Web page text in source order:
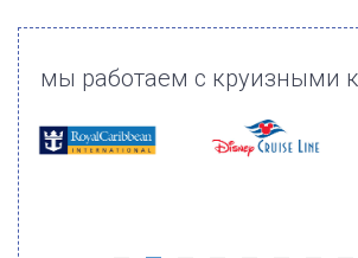
мы работаем с круизными